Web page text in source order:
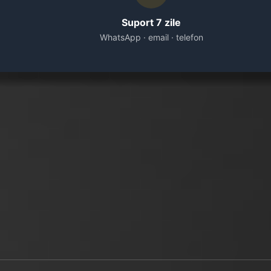
Suport 7 zile
WhatsApp · email · telefon